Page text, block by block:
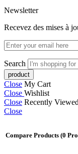
Newsletter
Recevez des mises à
Search
Close My Cart
Close Wishlist
Close Recently Viewed
Close
Compare Products (0